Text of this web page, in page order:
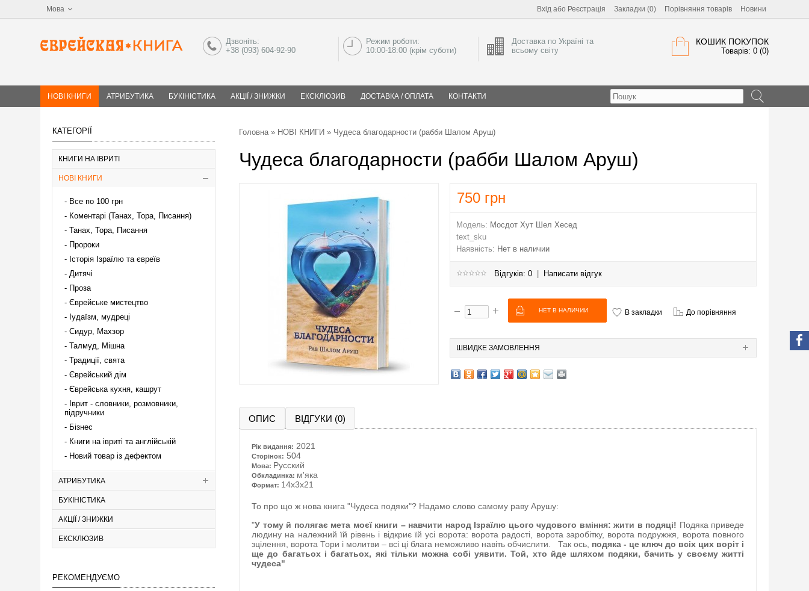
Мова Вхід або Реєстрація Закладки (0) Порівняння товарів Новини
КОШИК ПОКУПОК
Товарів: 0 (0)
Дзвоніть:
+38 (093) 604-92-90
Режим роботи:
10:00-18:00 (крім суботи)
Доставка по Україні та
всьому світу
НОВІ КНИГИ АТРИБУТИКА БУКІНІСТИКА АКЦІЇ / ЗНИЖКИ ЕКСКЛЮЗИВ ДОСТАВКА / ОПЛАТА КОНТАКТИ
КАТЕГОРІЇ
КНИГИ НА ІВРИТІ
НОВІ КНИГИ
Все по 100 грн
Коментарі (Танах, Тора, Писання)
Танах, Тора, Писання
Пророки
Історія Ізраїлю та євреїв
Дитячі
Проза
Єврейське мистецтво
Іудаїзм, мудреці
Сидур, Махзор
Талмуд, Мішна
Традиції, свята
Єврейський дім
Єврейська кухня, кашрут
Іврит - словники, розмовники,
підручники
Бізнес
Книги на івриті та англійській
Новий товар із дефектом
АТРИБУТИКА
БУКІНІСТИКА
АКЦІЇ / ЗНИЖКИ
ЕКСКЛЮЗИВ
РЕКОМЕНДУЄМО
Головна» НОВІ КНИГИ » Чудеса благодарности (рабби Шалом Аруш)
Чудеса благодарности (рабби Шалом Аруш)
750 грн
Модель: Мосдот Хут Шел Хесед
text_sku
Наявність: Нет в наличии
Відгуків: 0 Написати відгук
В закладки До порівняння
ШВИДКЕ ЗАМОВЛЕННЯ
ОПИС ВІДГУКИ (0)
Рік видання: 2021
Сторінок: 504
Мова: Русский
Обкладинка: м'яка
Формат: 14x3x21
То про що ж нова книга "Чудеса подяки"? Надамо слово самому раву Арушу:
"У тому й полягає мета моєї книги – навчити народ Ізраїлю цього чудового вміння: жити в подяці! Подяка приведе
людину на належний їй рівень і відкриє їй усі ворота: ворота радості, ворота заробітку, ворота подружжя, ворота повного
зцілення, ворота Тори і молитви – всі ці блага неможливо навіть обчислити. Так ось, подяка - це ключ до всіх цих воріт і
ще до багатьох і багатьох, які тільки можна собі уявити. Той, хто йде шляхом подяки, бачить у своєму житті
чудеса"